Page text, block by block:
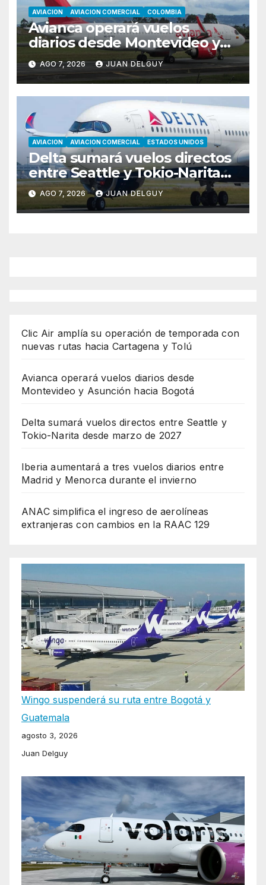
AVIACION AVIACION COMERCIAL COLOMBIA
Avianca operará vuelos
diarios desde Montevideo y
Asunción hacia Bogotá
AGO 7, 2026 JUAN DELGUY
AVIACION AVIACION COMERCIAL ESTADOS UNIDOS
Delta sumará vuelos directos
entre Seattle y Tokio-Narita
desde marzo de 2027
AGO 7, 2026 JUAN DELGUY
Clic Air amplía su operación de temporada con
nuevas rutas hacia Cartagena y Tolú
Avianca operará vuelos diarios desde
Montevideo y Asunción hacia Bogotá
Delta sumará vuelos directos entre Seattle y
Tokio-Narita desde marzo de 2027
Iberia aumentará a tres vuelos diarios entre
Madrid y Menorca durante el invierno
ANAC simplifica el ingreso de aerolíneas
extranjeras con cambios en la RAAC 129
Wingo suspenderá su ruta entre Bogotá y
Guatemala
agosto 3, 2026
Juan Delguy